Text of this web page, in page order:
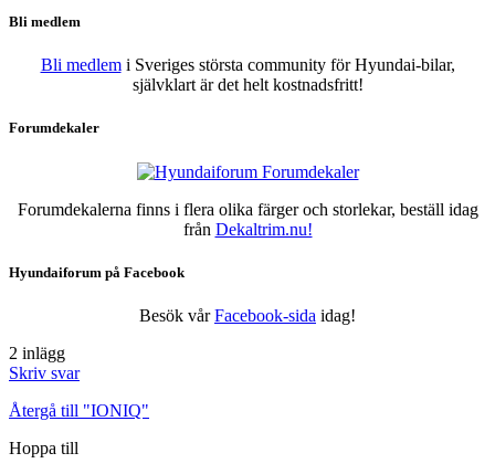
Bli medlem
Bli medlemi Sveriges största community för Hyundai-bilar,
självklart är det helt kostnadsfritt!
Forumdekaler
Forumdekalerna finns i flera olika färger och storlekar, beställ idag
från Dekaltrim.nu!
Hyundaiforum på Facebook
Besök vårFacebook-sida idag!
2 inlägg
Skriv svar
Återgå till "IONIQ"
Hoppa till